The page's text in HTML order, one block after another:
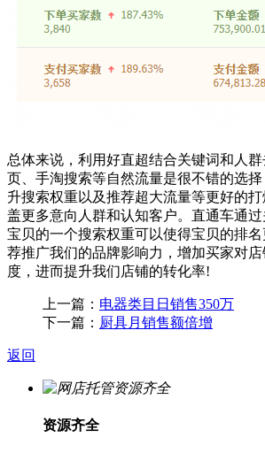
总体来说，利用好直超结合关键词和人
页、手淘搜索等自然流量是很不错的选
升搜索权重以及推荐超大流量等更好的
盖更多意向人群和认知客户。直通车通
宝贝的一个搜索权重可以使得宝贝的排
荐推广我们的品牌影响力，增加买家对
度，进而提升我们店铺的转化率!
上一篇： 电器类目日销售350万
下一篇： 厨具月销售额倍增
返回
资源齐全